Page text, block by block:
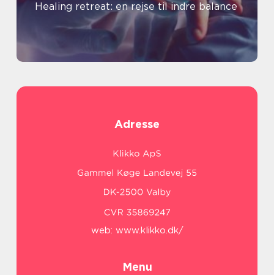
Healing retreat: en rejse til indre balance
Adresse
web: www.klikko.dk/
Menu